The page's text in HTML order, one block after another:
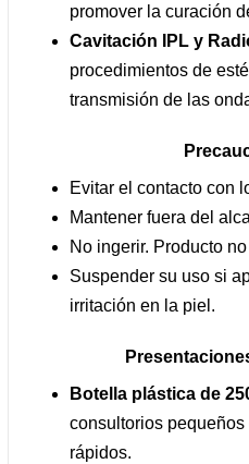
promover la curación
Cavitación IPL y
procedimientos de
transmisión de las
Evitar el contacto con
Mantener fuera del
No ingerir. Producto
Suspender su uso si
irritación en la piel.
Botella plástica de
consultorios
rápidos.